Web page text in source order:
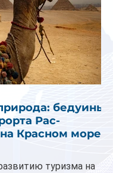
бедуины
Рас-
Красном море
туризма на